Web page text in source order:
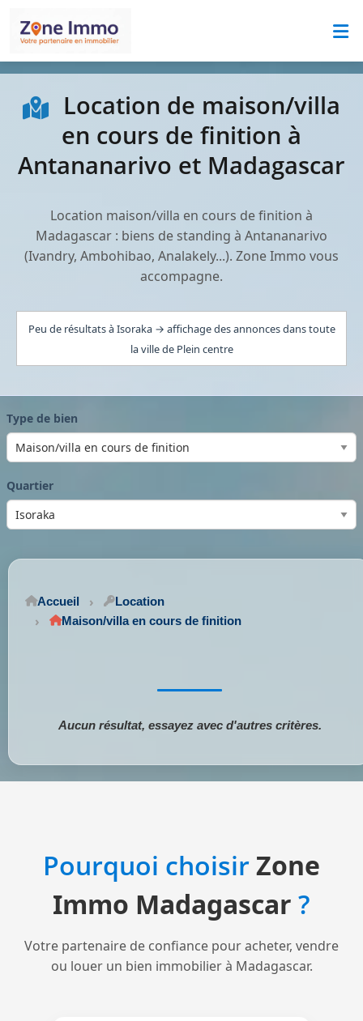
Location de maison/villa
en cours de finition à
Antananarivo et Madagascar
Location maison/villa en cours de finition à
Madagascar : biens de standing à Antananarivo
(Ivandry, Ambohibao, Analakely...). Zone Immo vous
accompagne.
Peu de résultats à Isoraka → affichage des annonces dans toute
la ville de Plein centre
Type de bien
Quartier
Accueil
Location
Maison/villa en cours de finition
Aucun résultat, essayez avec d'autres critères.
Pourquoi choisirZone
Immo Madagascar ?
Votre partenaire de confiance pour acheter, vendre
ou louer un bien immobilier à Madagascar.